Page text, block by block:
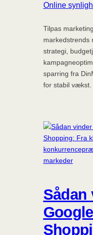
Online
Tilpas
markedstrends
strategi,
sparring fra
for stabil vækst.
Sådan
Google